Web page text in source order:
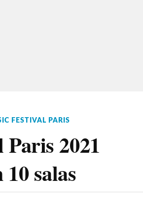
FESTIVAL PARIS
2021
salas